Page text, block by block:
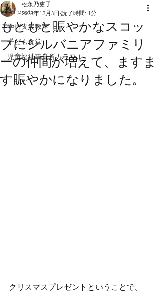
All posts
学習支援教室
子ども食堂
児童福祉事業所カラフル
もともと賑やかなスコッ
プにシルバニアファミリ
ーの仲間が増えて、ますま
す賑やかになりました。
松永乃吏子
2023年12月3日 読了時間: 1分
クリスマスプレゼントということで、